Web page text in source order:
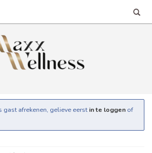
gast afrekenen, gelieve eerst in te loggen of